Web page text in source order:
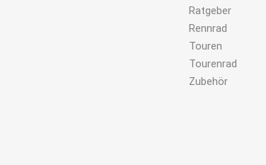
Ratgeber
Rennrad
Touren
Tourenrad
Zubehör